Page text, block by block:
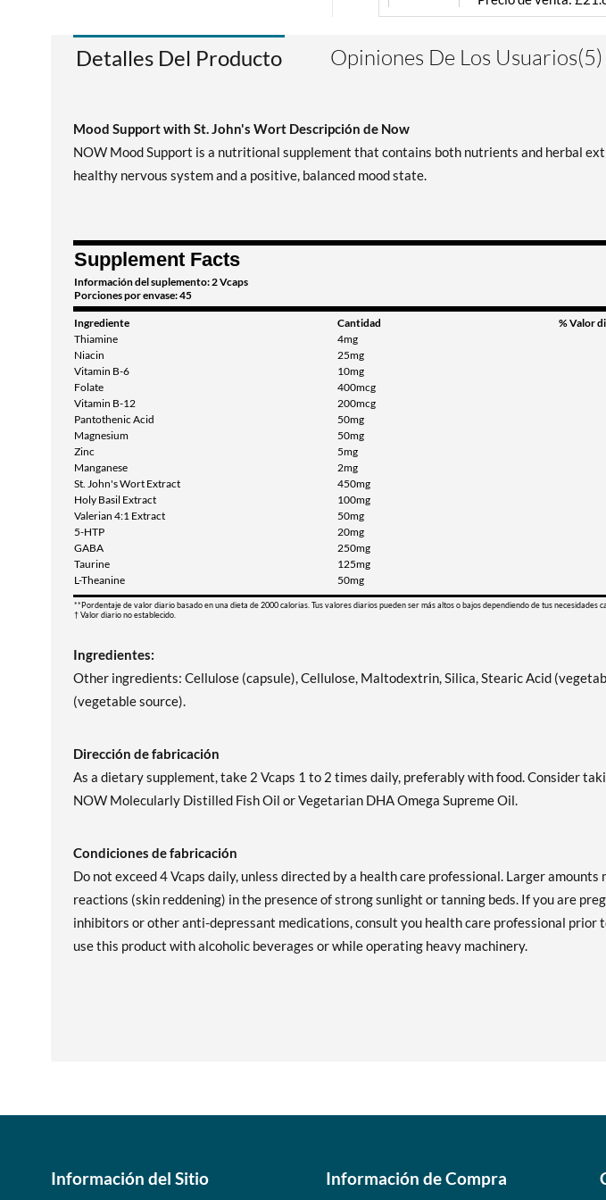
Guardar 40%
Detalles Del Producto Opiniones De Los Usuarios(5)
Mood Support with St. John's Wort Descripción de Now
NOW Mood Support is a nutritional supplement that contains both nutrients and herbal
healthy nervous system and a positive, balanced mood state.
Supplement Facts
Información del suplemento: 2 Vcaps
Porciones por envase: 45
Ingrediente Cantidad
% Valor
Thiamine
4mg
Niacin
25mg
Vitamin B-6
10mg
Folate
400mcg
Vitamin B-12
200mcg
Pantothenic Acid
50mg
Magnesium
50mg
Zinc
5mg
Manganese
2mg
St. John's Wort Extract
450mg
Holy Basil Extract
100mg
Valerian 4:1 Extract
50mg
5-HTP
20mg
GABA
250mg
Taurine
125mg
L-Theanine
50mg
**Pordentaje de valor diario basado en una dieta de 2000 calorias. Tus valores diarios pueden ser más altos o bajos dependiendo de tus necesidades
† Valor diario no establecido.
Ingredientes:
Other ingredients: Cellulose (capsule), Cellulose, Maltodextrin, Silica, Stearic Acid
(vegetable source).
Dirección de fabricación
As a dietary supplement, take 2 Vcaps 1 to 2 times daily, preferably with food. Consider
NOW Molecularly Distilled Fish Oil or Vegetarian DHA Omega Supreme Oil.
Condiciones de fabricación
Do not exceed 4 Vcaps daily, unless directed by a health care professional. Larger
reactions (skin reddening) in the presence of strong sunlight or tanning beds. If you are
inhibitors or other anti-depressant medications, consult you health care professional prior
use this product with alcoholic beverages or while operating heavy machinery.
Información del Sitio Información de Compra